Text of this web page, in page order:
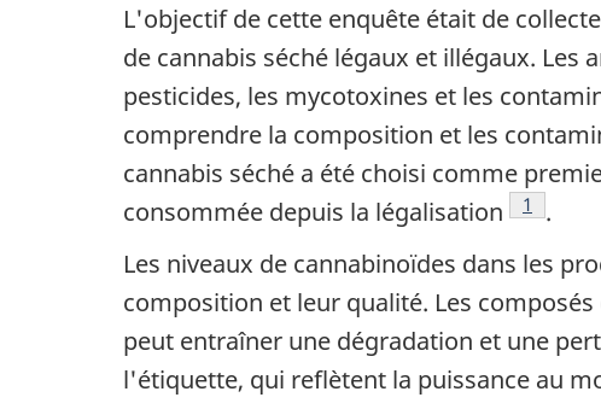
L'objectif de cette enquête était de
de cannabis séché légaux et illégaux. Les
pesticides, les mycotoxines et les
comprendre la composition et les
cannabis séché a été choisi comme
consommée depuis la légalisation
Note de
1
.
Les niveaux de cannabinoïdes dans les
composition et leur qualité. Les
peut entraîner une dégradation et une
l'étiquette, qui reflètent la puissance au